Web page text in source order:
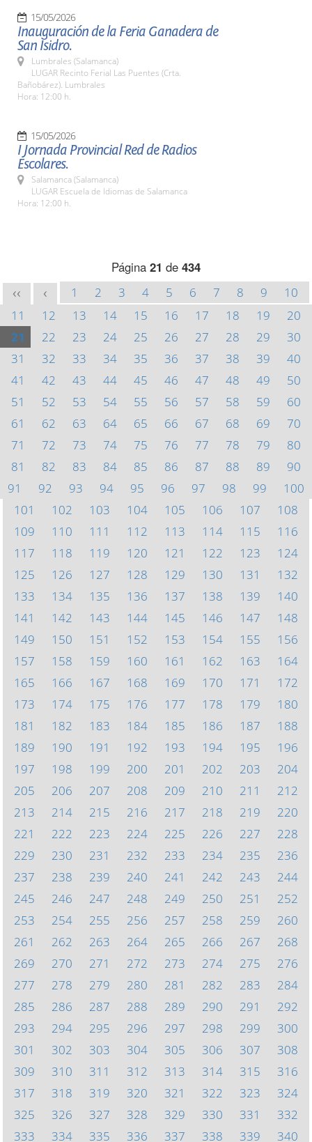
15/05/2026
Inauguración de la Feria Ganadera de
San Isidro.
Lumbrales (Salamanca)
LUGAR Recinto Ferial Las Puentes (Crta.
Bañobárez). Lumbrales
Hora: 12:00 h.
15/05/2026
I Jornada Provincial Red de Radios
Escolares.
Salamanca (Salamanca)
LUGAR Escuela de Idiomas de Salamanca
Hora: 12:00 h.
Página 21 de 434
<< < 1 2 3 4 5 6 7 8 9
10
11
12 13 14 15 16 17 18 19
20
21
22 23 24 25 26 27 28 29
30
31
32 33 34 35 36 37 38 39
40
41
42 43 44 45 46 47 48 49
50
51
52 53 54 55 56 57 58 59
60
61
62 63 64 65 66 67 68 69
70
71
72 73 74 75 76 77 78 79
80
81
82 83 84 85 86 87 88 89
90
91
92 93 94 95 96 97 98 99
100
101
102 103 104 105 106 107
108
109
110 111 112 113 114 115
116
117
118 119 120 121 122 123
124
125
126 127 128 129 130 131
132
133
134 135 136 137 138 139
140
141
142 143 144 145 146 147
148
149
150 151 152 153 154 155
156
157
158 159 160 161 162 163
164
165
166 167 168 169 170 171
172
173
174 175 176 177 178 179
180
181
182 183 184 185 186 187
188
189
190 191 192 193 194 195
196
197
198 199 200 201 202 203
204
205
206 207 208 209 210 211
212
213
214 215 216 217 218 219
220
221
222 223 224 225 226 227
228
229
230 231 232 233 234 235
236
237
238 239 240 241 242 243
244
245
246 247 248 249 250 251
252
253
254 255 256 257 258 259
260
261
262 263 264 265 266 267
268
269
270 271 272 273 274 275
276
277
278 279 280 281 282 283
284
285
286 287 288 289 290 291
292
293
294 295 296 297 298 299
300
301
302 303 304 305 306 307
308
309
310 311 312 313 314 315
316
317
318 319 320 321 322 323
324
325
326 327 328 329 330 331
332
333
334 335 336 337 338 339 340